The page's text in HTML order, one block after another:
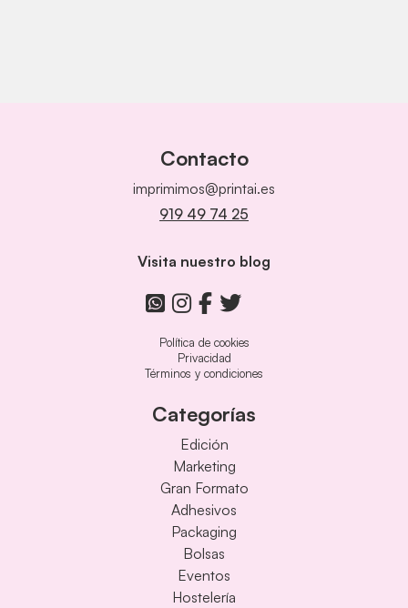
Contacto
imprimimos@printai.es
919 49 74 25
Visita nuestro blog
Política de cookies
Privacidad
Términos y condiciones
Categorías
Edición
Marketing
Gran Formato
Adhesivos
Packaging
Bolsas
Eventos
Hostelería